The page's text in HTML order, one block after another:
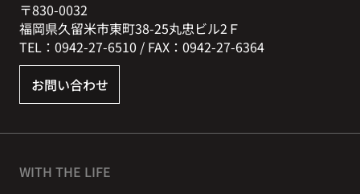
〒830-0032
福岡県久留米市東町38-25丸忠ビル2Ｆ
TEL：0942-27-6510 / FAX：0942-27-6364
お問い合わせ
WITH THE LIFE